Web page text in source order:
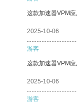
这款加速器VPM
2025-10-06
游客
这款加速器VPM
2025-10-06
游客